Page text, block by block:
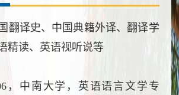
翻译史、中国典籍外译、翻译学
精读、英语视听说等
，中南大学，英语语言文学专